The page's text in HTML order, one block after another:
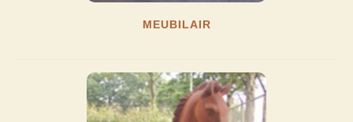
MEUBILAIR